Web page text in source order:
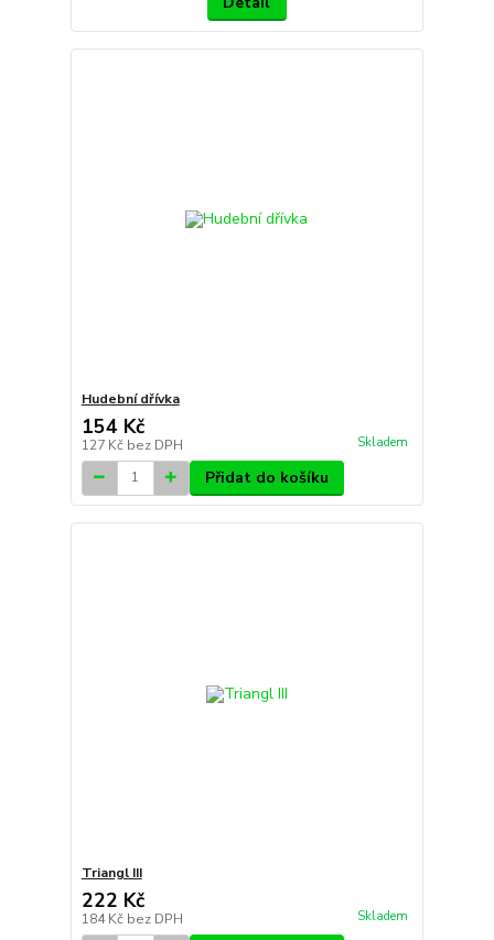
Hudební dřívka
154 Kč
127 Kč bez DPH Skladem
Přidat do košíku
Triangl III
222 Kč
184 Kč bez DPH Skladem